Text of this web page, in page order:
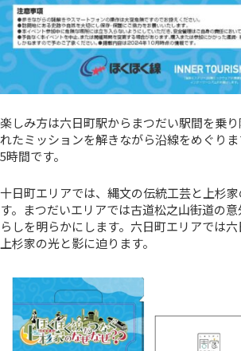
楽しみ方は六日町駅からまつだい駅間を乗
れたミッションを解きながら沿線をめぐり
5時間です。
十日町エリアでは、縄文の伝統工芸と上杉
す。まつだいエリアでは古道松之山街道の
らしを明らかにします。六日町エリアでは
上杉家の光と影に迫ります。